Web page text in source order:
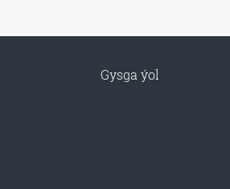
Gysga ýol